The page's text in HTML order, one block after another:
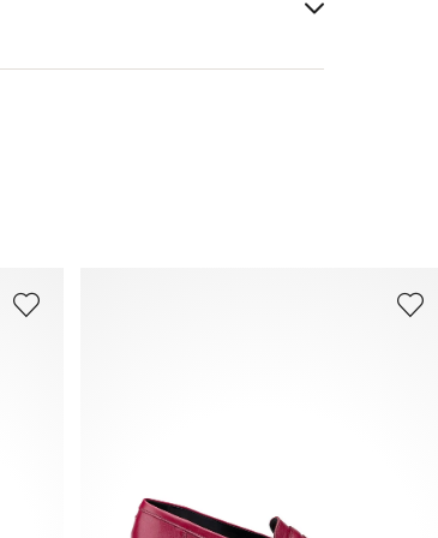
sur le sujet dans la